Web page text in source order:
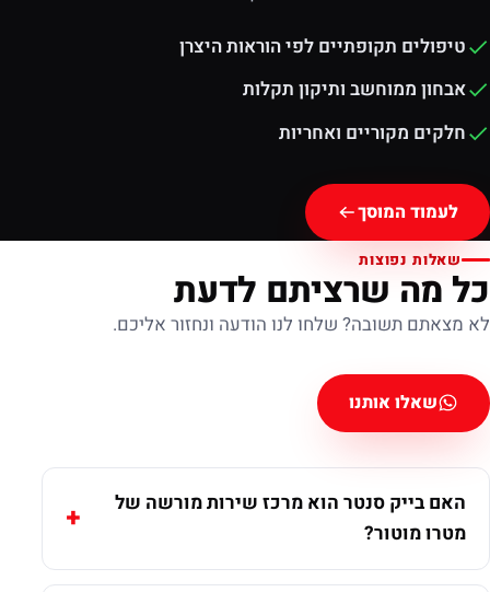
טיפולים תקופתיים לפי הוראות היצרן
אבחון ממוחשב ותיקון תקלות
חלקים מקוריים ואחריות
לעמוד המוסך
שאלות נפוצות
כל מה שרציתם לדעת
לא מצאתם תשובה? שלחו לנו הודעה ונחזור אליכם.
שאלו אותנו
האם בייק סנטר הוא מרכז שירות מורשה של
מטרו מוטור?